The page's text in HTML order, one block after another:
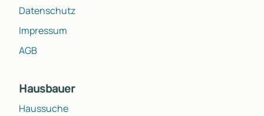
Datenschutz
Impressum
AGB
Hausbauer
Haussuche